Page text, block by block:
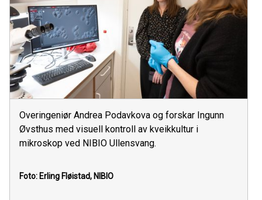
Overingeniør Andrea Podavkova og forskar Ingunn
Øvsthus med visuell kontroll av kveikkultur i
mikroskop ved NIBIO Ullensvang.
Foto: Erling Fløistad, NIBIO